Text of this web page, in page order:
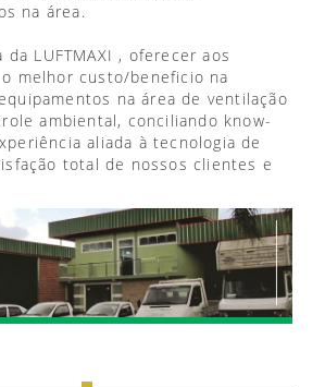
na área.
LUFTMAXI , oferecer aos
melhor custo/beneficio na
na área de ventilação
ambiental, conciliando know-
aliada à tecnologia de
total de nossos clientes e